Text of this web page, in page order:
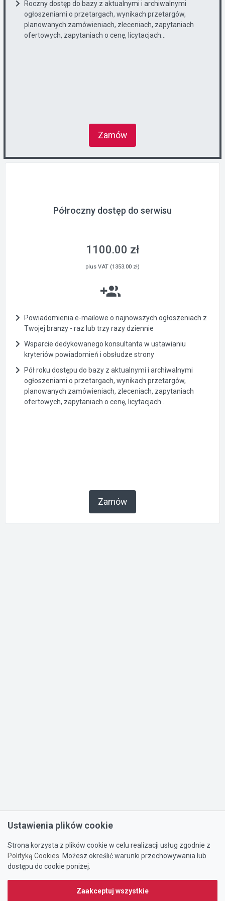
Roczny dostęp do bazy z aktualnymi i archiwalnymi
ogłoszeniami o przetargach, wynikach przetargów,
planowanych zamówieniach, zleceniach, zapytaniach
ofertowych, zapytaniach o cenę, licytacjach...
Zamów
Półroczny dostęp do serwisu
1100.00 zł
plus VAT (1353.00 zł)
Powiadomienia e-mailowe o najnowszych ogłoszeniach z
Twojej branży - raz lub trzy razy dziennie
Wsparcie dedykowanego konsultanta w ustawianiu
kryteriów powiadomień i obsłudze strony
Pół roku dostępu do bazy z aktualnymi i archiwalnymi
ogłoszeniami o przetargach, wynikach przetargów,
planowanych zamówieniach, zleceniach, zapytaniach
ofertowych, zapytaniach o cenę, licytacjach...
Zamów
Ustawienia plików cookie
Strona korzysta z plików cookie w celu realizacji usług zgodnie z
Polityką Cookies . Możesz określić warunki przechowywania lub
dostępu do cookie poniżej.
Zaakceptuj wszystkie